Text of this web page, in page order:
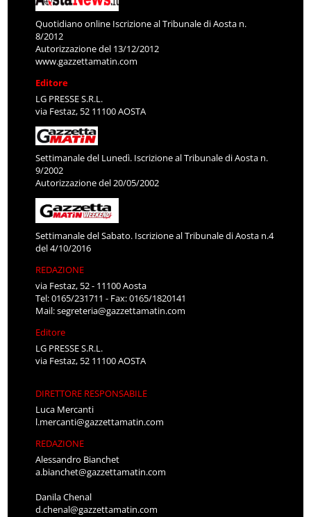
Quotidiano online Iscrizione al Tribunale di Aosta n.
8/2012
Autorizzazione del 13/12/2012
www.gazzettamatin.com
Editore
LG PRESSE S.R.L.
via Festaz, 52 11100 AOSTA
Settimanale del Lunedì. Iscrizione al Tribunale di Aosta n.
9/2002
Autorizzazione del 20/05/2002
Settimanale del Sabato. Iscrizione al Tribunale di Aosta n.4
del 4/10/2016
REDAZIONE
via Festaz, 52 - 11100 Aosta
Tel: 0165/231711 - Fax: 0165/1820141
Mail:segreteria@gazzettamatin.com
Editore
LG PRESSE S.R.L.
via Festaz, 52 11100 AOSTA
DIRETTORE RESPONSABILE
Luca Mercanti
l.mercanti@gazzettamatin.com
REDAZIONE
Alessandro Bianchet
a.bianchet@gazzettamatin.com
Danila Chenal
d.chenal@gazzettamatin.com